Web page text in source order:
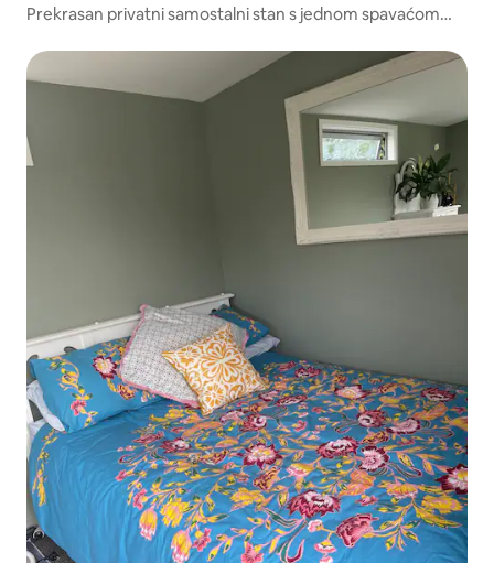
Prekrasan privatni samostalni stan s jednom spavaćom